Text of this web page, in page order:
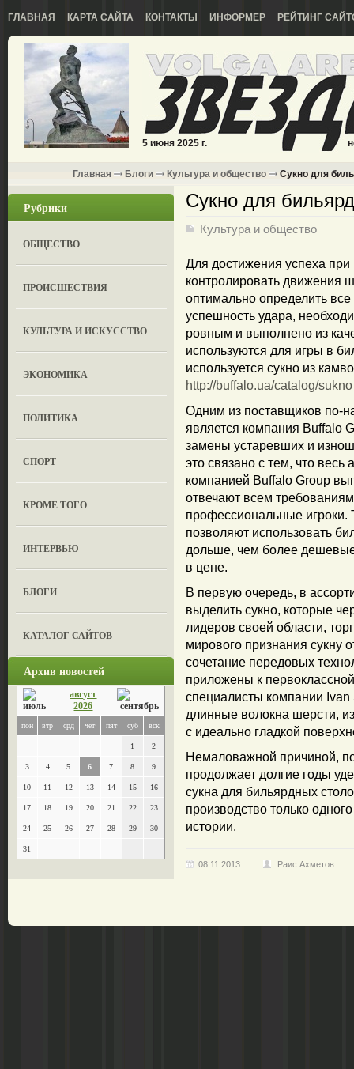
ГЛАВНАЯ КАРТА САЙТА КОНТАКТЫ ИНФОРМЕР РЕЙТИНГ
5 июня 2025 г.
Главная Блоги Культура и общество Сукно для
Рубрики
ОБЩЕСТВО
ПРОИСШЕСТВИЯ
КУЛЬТУРА И ИСКУССТВО
ЭКОНОМИКА
ПОЛИТИКА
СПОРТ
КРОМЕ ТОГО
ИНТЕРВЬЮ
БЛОГИ
КАТАЛОГ САЙТОВ
Архив новостей
август
2026
пон втр срд чет пят суб вск
1 2
3 4 5 6 7 8 9
10 11 12 13 14 15 16
17 18 19 20 21 22 23
24 25 26 27 28 29 30
31
Сукно для
Культура и общество
Для достижения успеха
контролировать движения
оптимально определить
успешность удара,
ровным и выполнено из
используются для игры в
используется сукно из
http://buffalo.ua/catalog/sukno
Одним из поставщиков по-
является компания Buffalo
замены устаревших и
это связано с тем, что
компанией Buffalo Group
отвечают всем
профессиональные
позволяют использовать
дольше, чем более
в цене.
В первую очередь, в
выделить сукно, которые
лидеров своей области,
мирового признания сукну
сочетание передовых
приложены к
специалисты компании
длинные волокна шерсти,
с идеально гладкой
Немаловажной причиной,
продолжает долгие годы
сукна для бильярдных
производство только
истории.
08.11.2013 Раис Ахметов